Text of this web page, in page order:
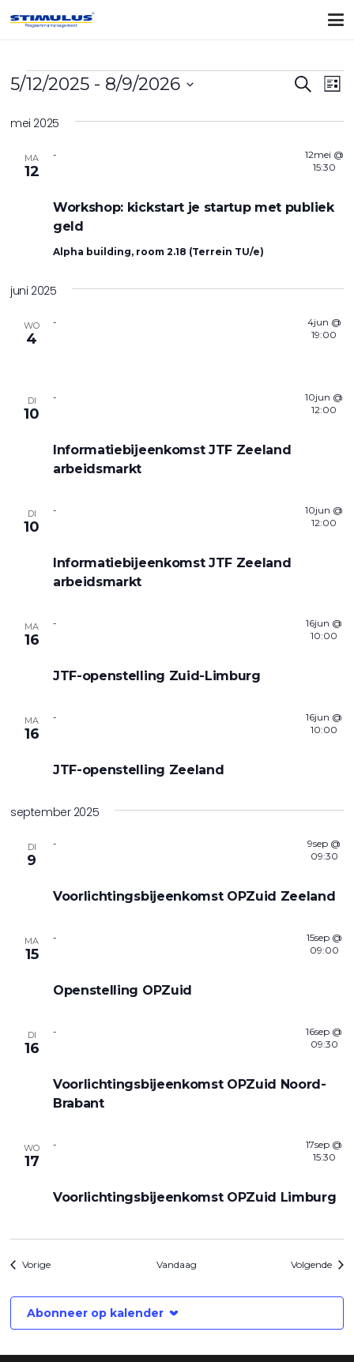
Evenementen Zoeken
Lijst
5/12/2025 - 8/9/2026
een
mei 2025
MA
12
Workshop: kickstart je startup met publiek
geld
12mei @
15:30
-
Alpha building, room 2.18 (Terrein TU/e)
juni 2025
WO
4
4jun @
19:00
-
DI
10
Informatiebijeenkomst JTF Zeeland
arbeidsmarkt
10jun @
12:00
-
DI
10
Informatiebijeenkomst JTF Zeeland
arbeidsmarkt
10jun @
12:00
-
MA
16
JTF-openstelling Zuid-Limburg
16jun @
10:00
-
MA
16
JTF-openstelling Zeeland
16jun @
10:00
-
september 2025
DI
9
Voorlichtingsbijeenkomst OPZuid Zeeland
9sep @
09:30
-
MA
15
Openstelling OPZuid
15sep @
09:00
-
DI
16
Voorlichtingsbijeenkomst OPZuid Noord-
Brabant
16sep @
09:30
-
WO
17
Voorlichtingsbijeenkomst OPZuid Limburg
17sep @
15:30
-
VorigeEvenementen Vandaag Volgende
Abonneer op kalender